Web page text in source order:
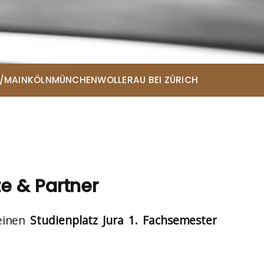
MAINKÖLNMÜNCHENWOLLERAU BEI ZÜRICH
& Partner
Studienplatz Jura 1. Fachsemester